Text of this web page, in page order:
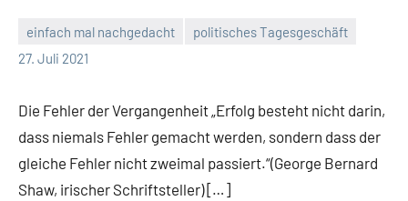
einfach mal nachgedacht
politisches Tagesgeschäft
27. Juli 2021
Guetti
Keine
Die Fehler der Vergangenheit „Erfolg besteht nicht darin,
dass niemals Fehler gemacht werden, sondern dass der
gleiche Fehler nicht zweimal passiert.“(George Bernard
Shaw, irischer Schriftsteller) […]